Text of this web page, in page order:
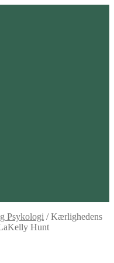
Psykologi /Kærlighedens
Hunt